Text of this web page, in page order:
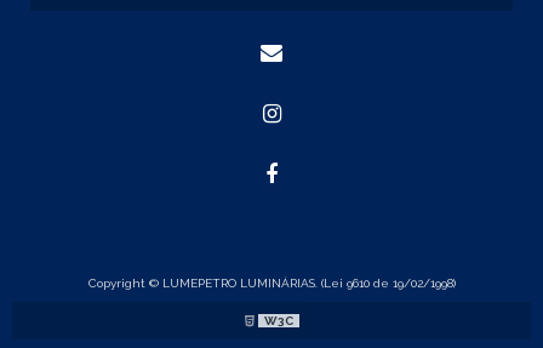
REF: 160105
Copyright © LUMEPETRO LUMINÁRIAS. (Lei 9610 de 19/02/1998)
W3C